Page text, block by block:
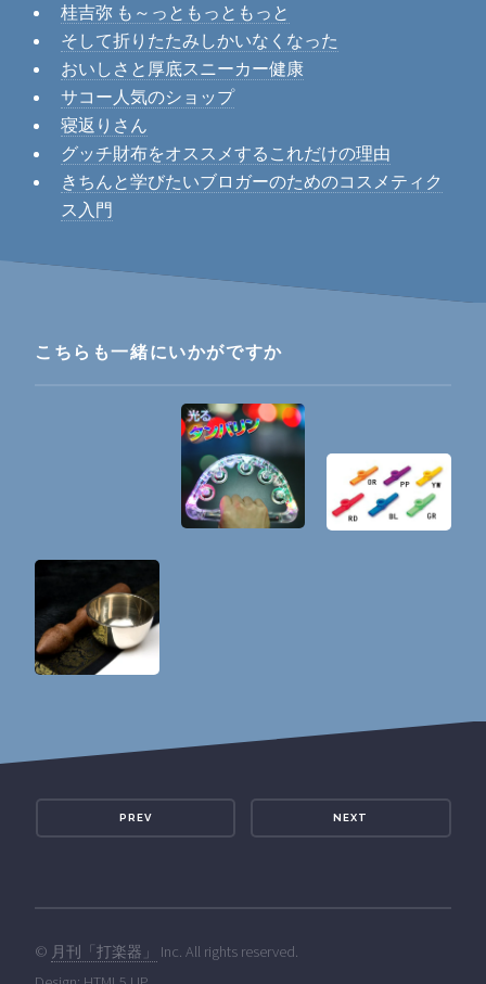
桂吉弥 も～っともっともっと
そして折りたたみしかいなくなった
おいしさと厚底スニーカー健康
サコー人気のショップ
寝返りさん
グッチ財布をオススメするこれだけの理由
きちんと学びたいブロガーのためのコスメティク
ス入門
こちらも一緒にいかがですか
PREV NEXT
© 月刊「打楽器」
Inc. All rights reserved.